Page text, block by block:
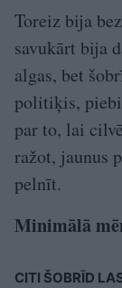
Toreiz bija
savukārt bija
algas, bet
politiķis,
par to, lai
ražot, jaunus
pelnīt.
Minimālā
CITI ŠOBRĪD